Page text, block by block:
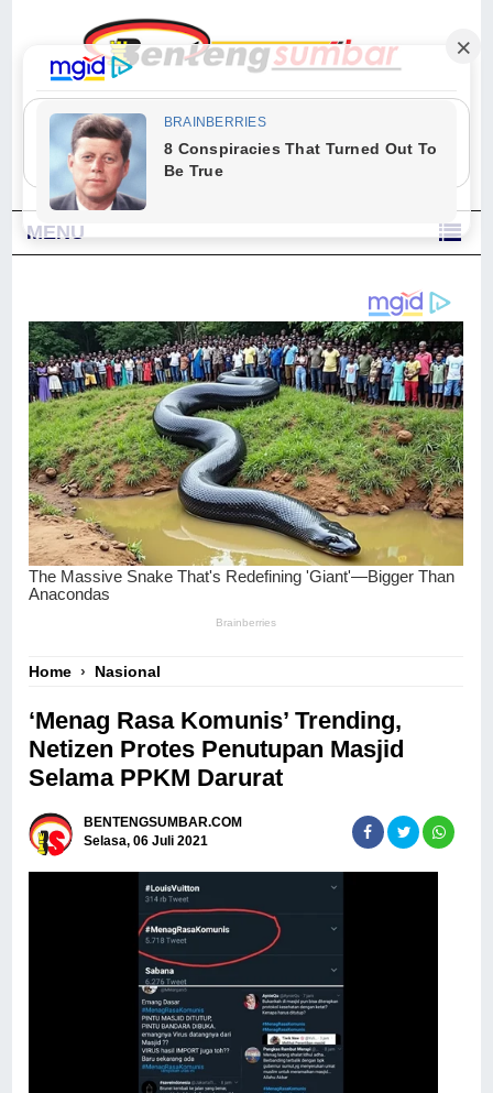
"Sesungguhnya Allah dan para malaikat-Nya berselawat untuk Nabi.
Wahai orang-orang yang beriman, berselawatlah kamu untuk Nabi dan
ucapkanlah salam dengan penuh penghormatan kepadanya." (Qs. Al
Ahzab Ayat 56)
MENU
Home › Nasional
‘Menag Rasa Komunis’ Trending,
Netizen Protes Penutupan Masjid
Selama PPKM Darurat
BENTENGSUMBAR.COM
Selasa, 06 Juli 2021